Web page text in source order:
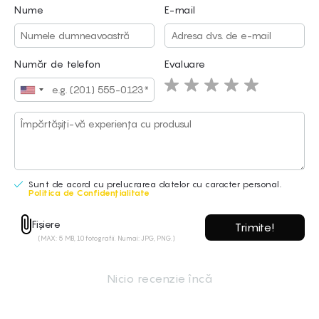
Nume E-mail
Număr de telefon Evaluare
Sunt de acord cu prelucrarea datelor cu caracter personal.
Politica de Confidențialitate
Fișiere
(MAX: 5 MB, 10 fotografii. Numai: JPG, PNG.)
Nicio recenzie încă
Nume E-mail
Fișiere
Philipp Kragl